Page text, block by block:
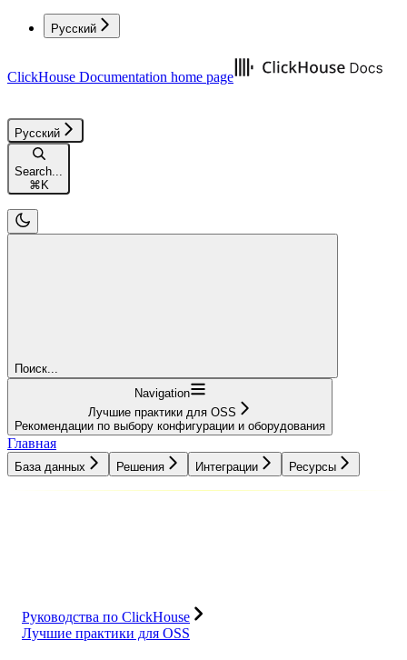
Русский
ClickHouse Documentation home page
Русский
Search...
⌘ K
Поиск...
Navigation
Лучшие практики для OSS
Рекомендации по выбору конфигурации и оборудования
Главная
База данных Решения Интеграции Ресурсы
Руководства по ClickHouse
Лучшие практики для OSS